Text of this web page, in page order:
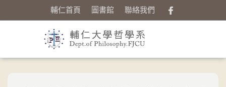
輔仁首頁 圖書館 聯絡我們